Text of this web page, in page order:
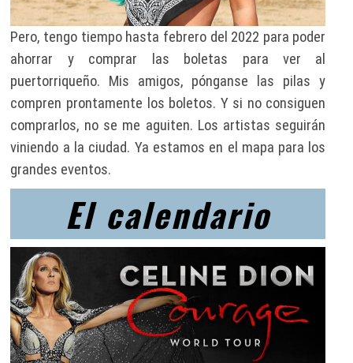
Pero, tengo tiempo hasta febrero del 2022 para poder
ahorrar y comprar las boletas para ver al
puertorriqueño. Mis amigos, pónganse las pilas y
compren prontamente los boletos. Y si no consiguen
comprarlos, no se me aguiten. Los artistas seguirán
viniendo a la ciudad. Ya estamos en el mapa para los
grandes eventos.
El calendario